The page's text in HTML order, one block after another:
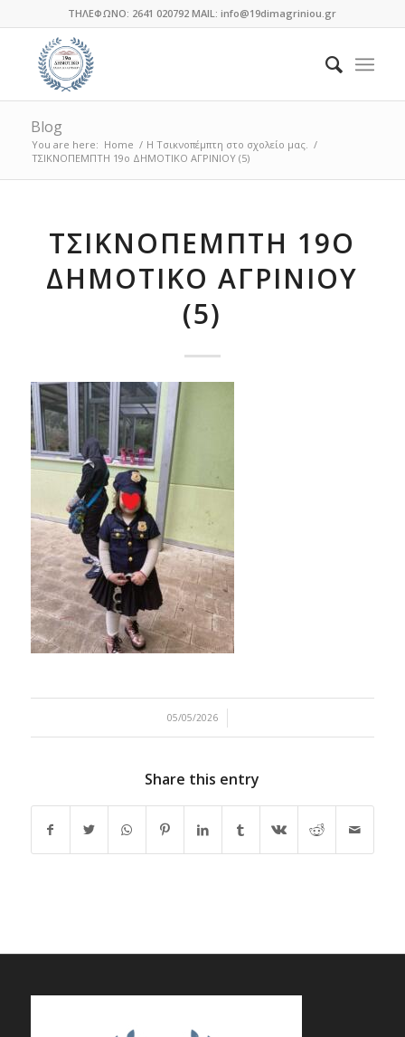
ΤΗΛΕΦΩΝΟ: 2641 020792 MAIL: info@19dimagriniou.gr
Blog
You are here: Home / Η Τσικνοπέμπτη στο σχολείο μας. /
ΤΣΙΚΝΟΠΕΜΠΤΗ 19ο ΔΗΜΟΤΙΚΟ ΑΓΡΙΝΙΟΥ (5)
ΤΣΙΚΝΟΠΕΜΠΤΗ 19Ο
ΔΗΜΟΤΙΚΟ ΑΓΡΙΝΙΟΥ
(5)
05/05/2026
/
Share this entry